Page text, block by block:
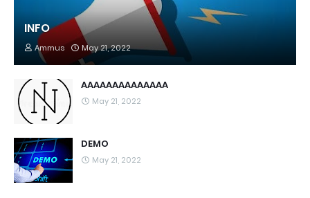
INFO
Ammus May 21, 2022
AAAAAAAAAAAAAA
May 21, 2022
DEMO
May 21, 2022